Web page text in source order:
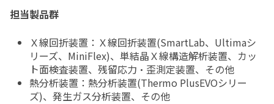
担当製品群
Ｘ線回折装置：Ｘ線回折装置(SmartLab、Ultimaシ
リーズ、MiniFlex)、単結晶Ｘ線構造解析装置、カッ
ト面検査装置、残留応力・歪測定装置、その他
熱分析装置：熱分析装置(Thermo PlusEVOシリー
ズ)、発生ガス分析装置、その他